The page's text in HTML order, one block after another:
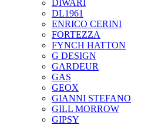
DIWARI
DL1961
ENRICO CERINI
FORTEZZA
FYNCH HATTON
G DESIGN
GARDEUR
GAS
GEOX
GIANNI STEFANO
GILL MORROW
GIPSY